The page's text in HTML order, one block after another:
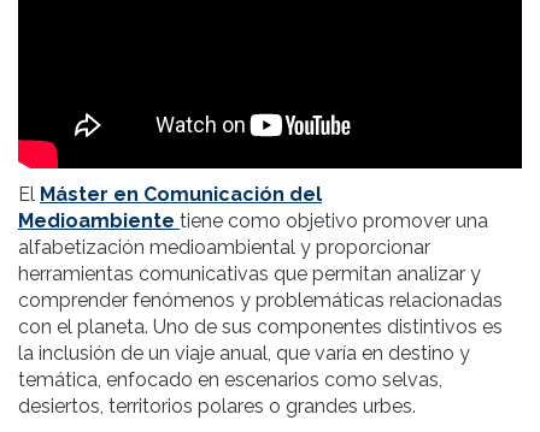
El Máster en Comunicación del
Medioambiente tiene como objetivo promover una
alfabetización medioambiental y proporcionar
herramientas comunicativas que permitan analizar y
comprender fenómenos y problemáticas relacionadas
con el planeta. Uno de sus componentes distintivos es
la inclusión de un viaje anual, que varía en destino y
temática, enfocado en escenarios como selvas,
desiertos, territorios polares o grandes urbes.